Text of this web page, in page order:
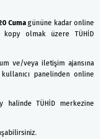
Cumagününe kadar online
olmak üzere TÜHİD
ve/veya iletişim ajansına
panelinden online
halinde TÜHİD merkezine